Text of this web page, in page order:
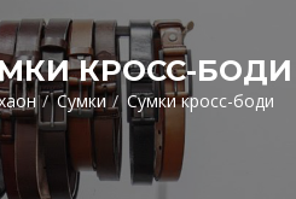
КРОСС-БОДИ
Сумки Сумки кросс-боди